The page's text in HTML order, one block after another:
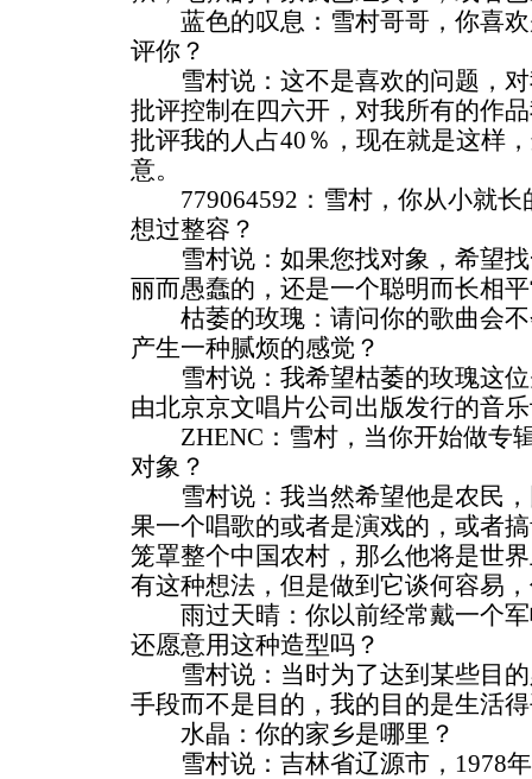
蓝色的叹息：雪村哥哥，你喜欢
评你？
雪村说：这不是喜欢的问题，对
批评控制在四六开，对我所有的作
批评我的人占40％，现在就是这样
意。
779064592：雪村，你从小就长
想过整容？
雪村说：如果您找对象，希望找
丽而愚蠢的，还是一个聪明而长相
枯萎的玫瑰：请问你的歌曲会不
产生一种腻烦的感觉？
雪村说：我希望枯萎的玫瑰这位
由北京京文唱片公司出版发行的音
ZHENC：雪村，当你开始做专
对象？
雪村说：我当然希望他是农民，
果一个唱歌的或者是演戏的，或者
笼罩整个中国农村，那么他将是世
有这种想法，但是做到它谈何容易
雨过天晴：你以前经常戴一个军
还愿意用这种造型吗？
雪村说：当时为了达到某些目的
手段而不是目的，我的目的是生活
水晶：你的家乡是哪里？
雪村说：吉林省辽源市，1978年